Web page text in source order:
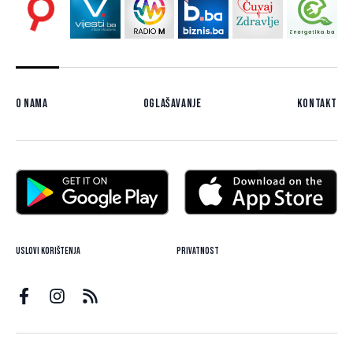
O nama Oglašavanje Kontakt
Uslovi korištenja Privatnost